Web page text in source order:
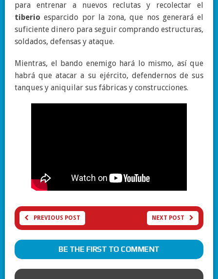
para entrenar a nuevos reclutas y recolectar el
tiberioesparcido por la zona, que nos generará el
suficiente dinero para seguir comprando estructuras,
soldados, defensas y ataque.
Mientras, el bando enemigo hará lo mismo, así que
habrá que atacar a su ejército, defendernos de sus
tanques y aniquilar sus fábricas y construcciones.
PREVIOUS POST NEXT POST
BE THE FIRST TO COMMENT